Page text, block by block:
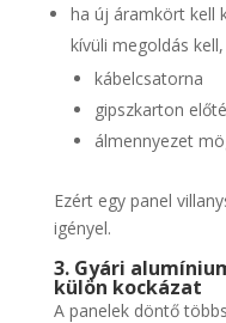
ha új áramkört kell
kívüli megoldás
kábelcsatorna
gipszkarton
álmennyezet
Ezért egy panel
igényel.
3. Gyári
külön kockázat
A panelek döntő